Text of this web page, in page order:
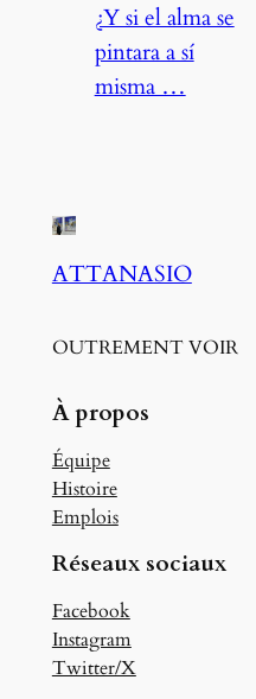
¿Y si el alma se
pintara a sí
misma …
ATTANASIO
OUTREMENT VOIR
À propos
Équipe
Histoire
Emplois
Réseaux sociaux
Facebook
Instagram
Twitter/X